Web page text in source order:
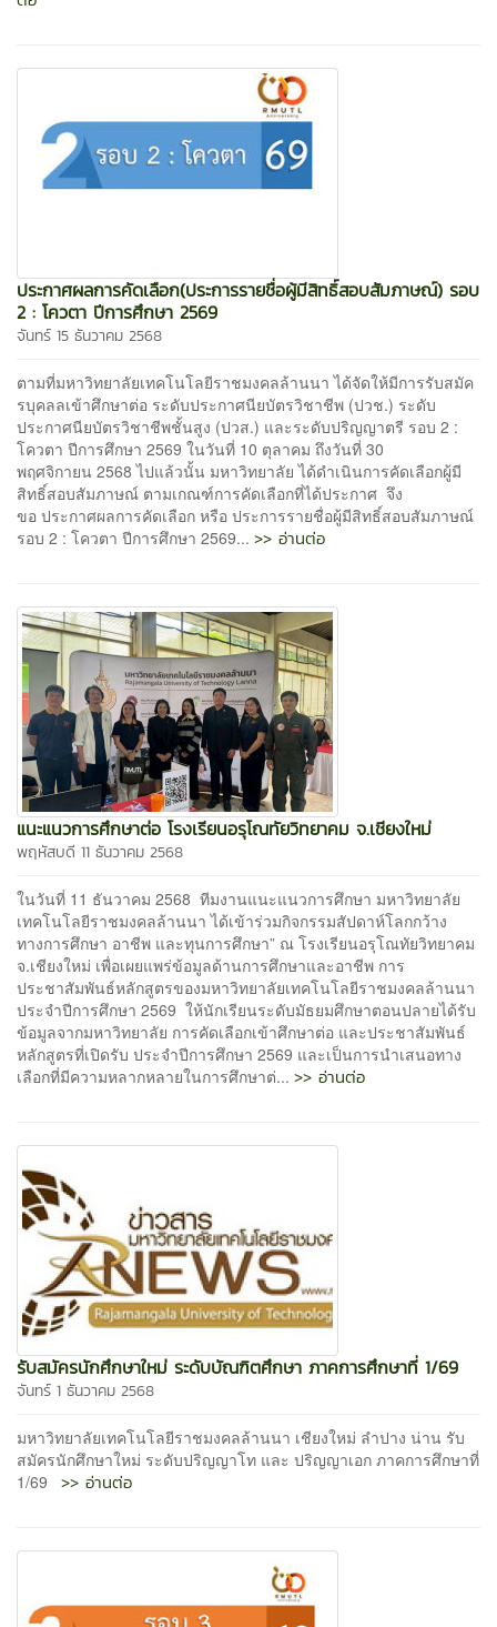
ประกาศผลการคัดเลือก(ประการรายชื่อผู้มีสิทธิ์สอบสัมภาษณ์) รอบ
2 : โควตา ปีการศึกษา 2569
จันทร์ 15 ธันวาคม 2568
ตามที่มหาวิทยาลัยเทคโนโลยีราชมงคลล้านนา ได้จัดให้มีการรับสมัค
รบุคลลเข้าศึกษาต่อ ระดับประกาศนียบัตรวิชาชีพ (ปวช.) ระดับ
ประกาศนียบัตรวิชาชีพชั้นสูง (ปวส.) และระดับปริญญาตรี รอบ 2 :
โควตา ปีการศึกษา 2569 ในวันที่ 10 ตุลาคม ถึงวันที่ 30
พฤศจิกายน 2568 ไปแล้วนั้น มหาวิทยาลัย ได้ดำเนินการคัดเลือกผู้มี
สิทธิ์สอบสัมภาษณ์ ตามเกณฑ์การคัดเลือกที่ได้ประกาศ จึง
ขอ ประกาศผลการคัดเลือก หรือ ประการรายชื่อผู้มีสิทธิ์สอบสัมภาษณ์
รอบ 2 : โควตา ปีการศึกษา 2569... >> อ่านต่อ
แนะแนวการศึกษาต่อ โรงเรียนอรุโณทัยวิทยาคม จ.เชียงใหม่
พฤหัสบดี 11 ธันวาคม 2568
ในวันที่ 11 ธันวาคม 2568 ทีมงานแนะแนวการศึกษา มหาวิทยาลัย
เทคโนโลยีราชมงคลล้านนา ได้เข้าร่วมกิจกรรมสัปดาห์โลกกว้าง
ทางการศึกษา อาชีพ และทุนการศึกษา” ณ โรงเรียนอรุโณทัยวิทยาคม
จ.เชียงใหม่ เพื่อเผยแพร่ข้อมูลด้านการศึกษาและอาชีพ การ
ประชาสัมพันธ์หลักสูตรของมหาวิทยาลัยเทคโนโลยีราชมงคลล้านนา
ประจำปีการศึกษา 2569 ให้นักเรียนระดับมัธยมศึกษาตอนปลายได้รับ
ข้อมูลจากมหาวิทยาลัย การคัดเลือกเข้าศึกษาต่อ และประชาสัมพันธ์
หลักสูตรที่เปิดรับ ประจำปีการศึกษา 2569 และเป็นการนำเสนอทาง
เลือกที่มีความหลากหลายในการศึกษาต่... >> อ่านต่อ
รับสมัครนักศึกษาใหม่ ระดับบัณฑิตศึกษา ภาคการศึกษาที่ 1/69
จันทร์ 1 ธันวาคม 2568
มหาวิทยาลัยเทคโนโลยีราชมงคลล้านนา เชียงใหม่ ลำปาง น่าน รับ
สมัครนักศึกษาใหม่ ระดับปริญญาโท และ ปริญญาเอก ภาคการศึกษาที่
1/69 >> อ่านต่อ